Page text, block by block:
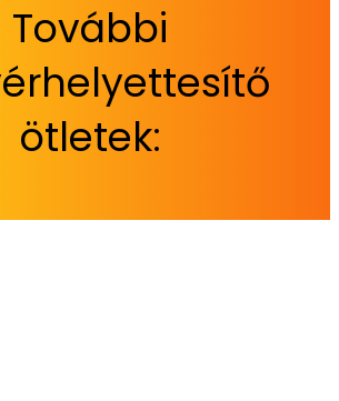
További
ötletek: